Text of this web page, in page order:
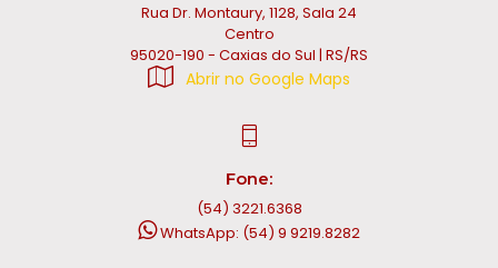
Rua Dr. Montaury, 1128, Sala 24
Centro
95020-190 - Caxias do Sul | RS/RS
Abrir no Google Maps
Fone:
(54) 3221.6368
WhatsApp: (54) 9 9219.8282